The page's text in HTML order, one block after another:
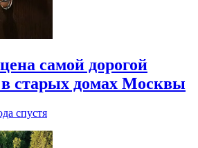
самой дорогой
старых домах Москвы
спустя